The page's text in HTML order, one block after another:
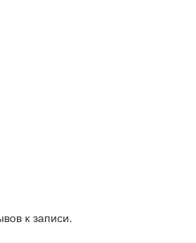
к записи.